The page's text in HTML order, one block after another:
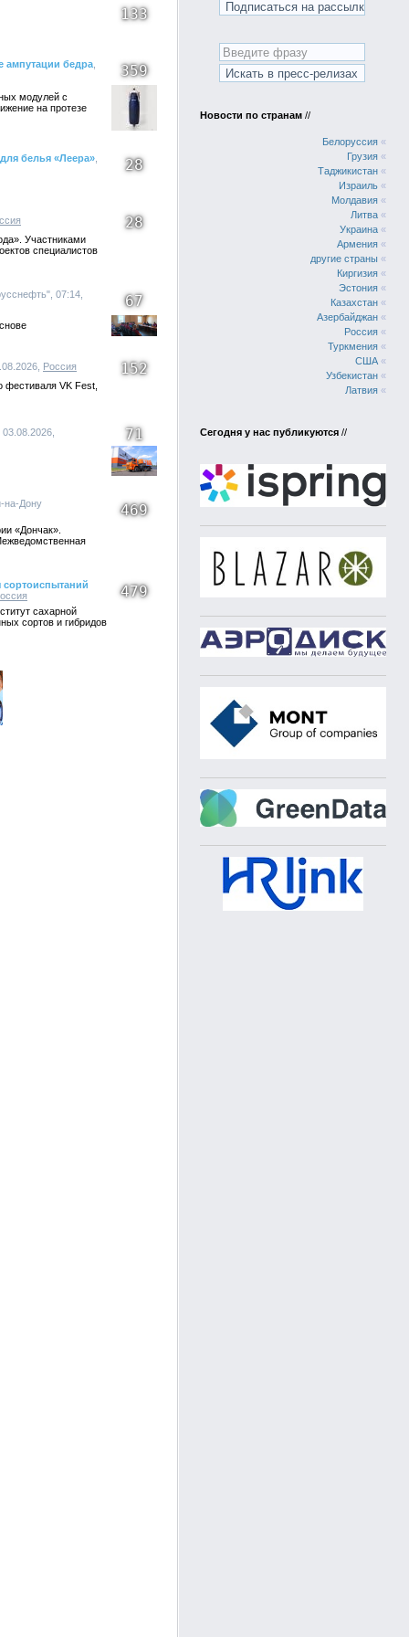
133
ампутации бедра 359
модулей с
на протезе
белья «Леера» 28
28
Участниками
специалистов
07:14, 67
Россия 152
фестиваля VK Fest,
71
на-Дону 469
«Дончак».
сортоиспытаний
479
сахарной
сортов и гибридов
Новости по странам //
Белоруссия «
Грузия «
Таджикистан «
Израиль «
Молдавия «
Литва «
Украина «
Армения «
другие страны «
Киргизия «
Эстония «
Казахстан «
Азербайджан «
Россия «
Туркмения «
США «
Узбекистан «
Латвия «
Сегодня у нас публикуются //